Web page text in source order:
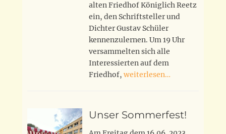
alten Friedhof Königlich Reetz
ein, den Schriftsteller und
Dichter Gustav Schüler
kennenzulernen. Um 19 Uhr
versammelten sich alle
Interessierten auf dem
Friedhof,weiterlesen…
Unser Sommerfest!